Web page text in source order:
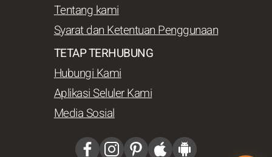
Tentang kami
Syarat dan Ketentuan Penggunaan
TETAP TERHUBUNG
Hubungi Kami
Aplikasi Seluler Kami
Media Sosial